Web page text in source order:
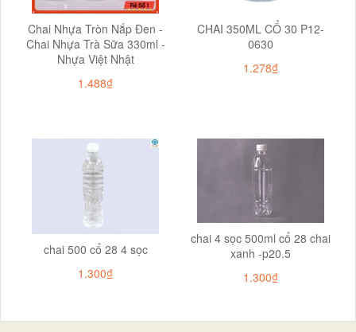
Chai Nhựa Tròn Nắp Đen -
Chai Nhựa Trà Sữa 330ml -
Nhựa Việt Nhật
1.488₫
CHAI 350ML CỔ 30 P12-
0630
1.278₫
chai 500 cổ 28 4 sọc
1.300₫
chai 4 sọc 500ml cổ 28 chai
xanh -p20.5
1.300₫